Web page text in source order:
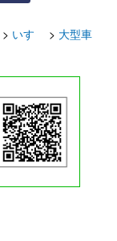
いすゞ 大型車